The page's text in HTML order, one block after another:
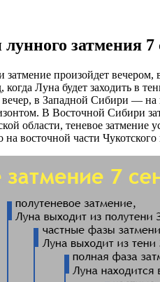
затмения 7
произойдет
когда Луна будет заходить в
в Западной Сибири — на
В Восточной Сибири
области, теневое затмение
на восточной части